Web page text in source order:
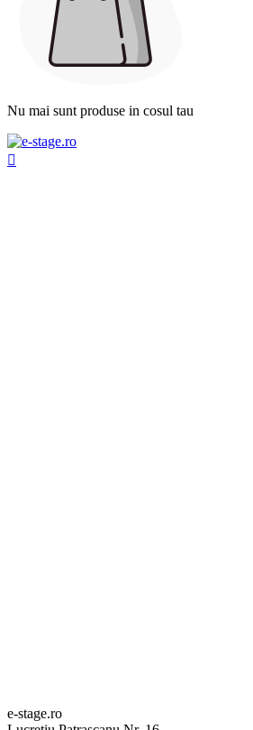
Nu mai sunt produse in cosul tau

e-stage.ro